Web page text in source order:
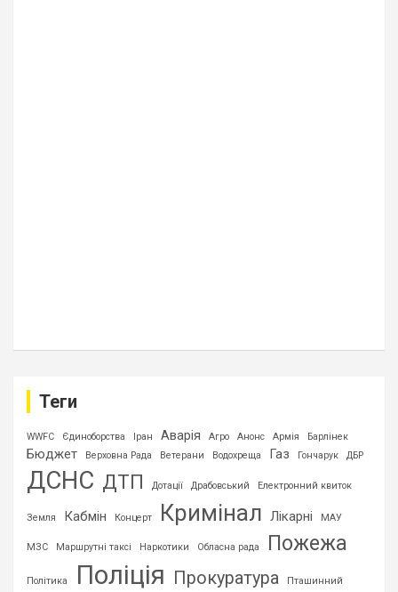
Теги
WWFC Єдиноборства Іран Аварія Агро Анонс Армія Барлінек
Бюджет Верховна Рада Ветерани Водохреща Газ Гончарук ДБР
ДСНС ДТП Дотації Драбовський Електронний квиток
Земля Кабмін Концерт Кримінал Лікарні МАУ
МЗС Маршрутні таксі Наркотики Обласна рада Пожежа
Політика Поліція Прокуратура Пташинний